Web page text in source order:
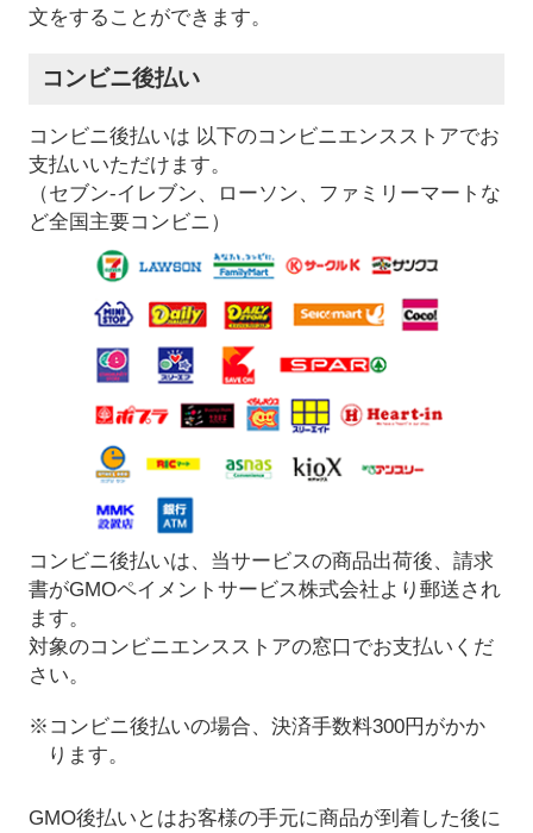
文をすることができます。
コンビニ後払い
コンビニ後払いは 以下のコンビニエンスストアでお
支払いいただけます。
（セブン-イレブン、ローソン、ファミリーマートな
ど全国主要コンビニ）
コンビニ後払いは、当サービスの商品出荷後、請求
書がGMOペイメントサービス株式会社より郵送され
ます。
対象のコンビニエンスストアの窓口でお支払いくだ
さい。
※コンビニ後払いの場合、決済手数料300円がかか
ります。
GMO後払いとはお客様の手元に商品が到着した後に